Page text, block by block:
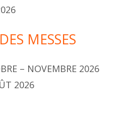
MESSES
– NOVEMBRE 2026
2026